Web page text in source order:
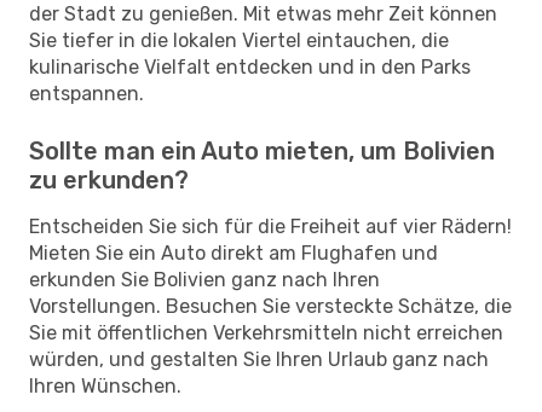
der Stadt zu genießen. Mit etwas mehr Zeit können
Sie tiefer in die lokalen Viertel eintauchen, die
kulinarische Vielfalt entdecken und in den Parks
entspannen.
Sollte man ein Auto mieten, um Bolivien
zu erkunden?
Entscheiden Sie sich für die Freiheit auf vier Rädern!
Mieten Sie ein Auto direkt am Flughafen und
erkunden Sie Bolivien ganz nach Ihren
Vorstellungen. Besuchen Sie versteckte Schätze, die
Sie mit öffentlichen Verkehrsmitteln nicht erreichen
würden, und gestalten Sie Ihren Urlaub ganz nach
Ihren Wünschen.